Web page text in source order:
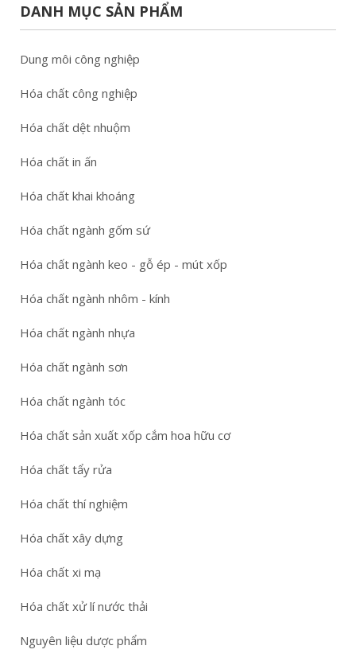
DANH MỤC SẢN PHẨM
Dung môi công nghiệp
Hóa chất công nghiệp
Hóa chất dệt nhuộm
Hóa chất in ấn
Hóa chất khai khoáng
Hóa chất ngành gốm sứ
Hóa chất ngành keo - gỗ ép - mút xốp
Hóa chất ngành nhôm - kính
Hóa chất ngành nhựa
Hóa chất ngành sơn
Hóa chất ngành tóc
Hóa chất sản xuất xốp cắm hoa hữu cơ
Hóa chất tẩy rửa
Hóa chất thí nghiệm
Hóa chất xây dựng
Hóa chất xi mạ
Hóa chất xử lí nước thải
Nguyên liệu dược phẩm